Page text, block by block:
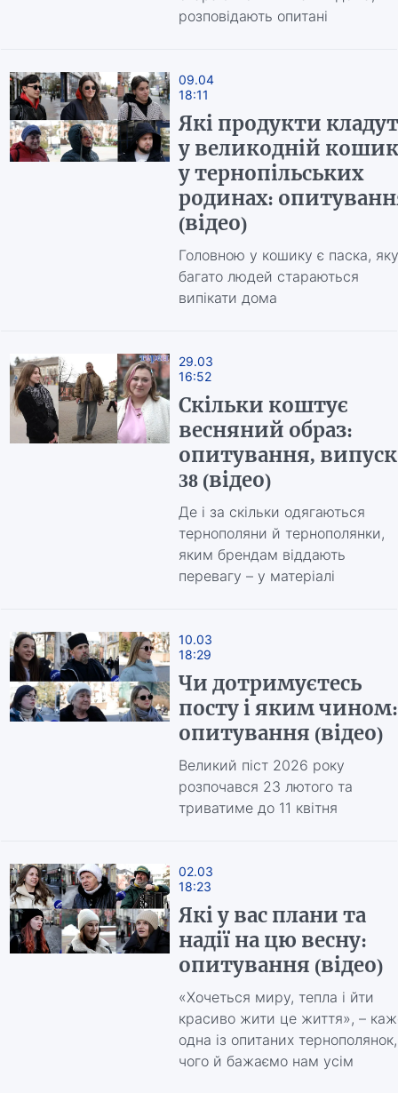
розповідають опитані
09.04
18:11
Які продукти
у великодній кошик
у тернопільських
родинах:
(відео)
Головною у кошику є паска, яку
багато людей стараються
випікати дома
29.03
16:52
Скільки коштує
весняний образ:
опитування, випуск
38 (відео)
Де і за скільки одягаються
тернополяни й тернополянки,
яким брендам віддають
перевагу – у матеріалі
10.03
18:29
Чи дотримуєтесь
посту і яким чином:
опитування (відео)
Великий піст 2026 року
розпочався 23 лютого та
триватиме до 11 квітня
02.03
18:23
Які у вас плани та
надії на цю весну:
опитування (відео)
«Хочеться миру, тепла і йти
красиво жити це життя», –
одна із опитаних тернополянок,
чого й бажаємо нам усім